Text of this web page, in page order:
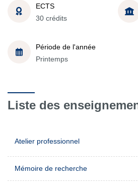
ECTS
30 crédits
Période de l'année
Printemps
Liste des
Atelier professionnel
Mémoire de recherche